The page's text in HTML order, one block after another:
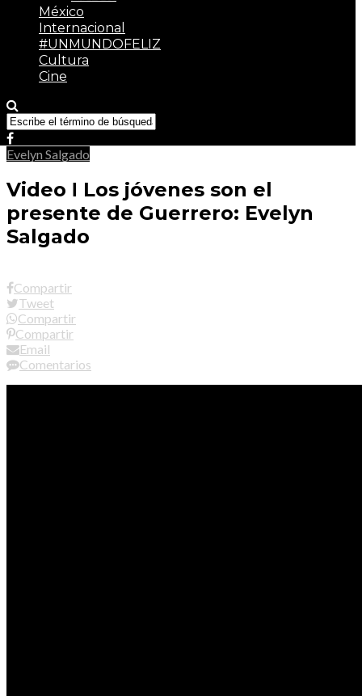
México
Internacional
#UNMUNDOFELIZ
Cultura
Cine
Evelyn Salgado
Video Ι Los jóvenes son el
presente de Guerrero: Evelyn
Salgado
Compartir
Tweet
Compartir
Compartir
Email
Comentarios